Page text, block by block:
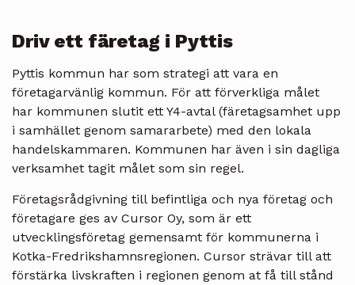
Driv ett färetag i Pyttis
Pyttis kommun har som strategi att vara en
företagarvänlig kommun. För att förverkliga målet
har kommunen slutit ett Y4-avtal (färetagsamhet upp
i samhället genom samararbete) med den lokala
handelskammaren. Kommunen har även i sin dagliga
verksamhet tagit målet som sin regel.
Företagsrådgivning till befintliga och nya företag och
företagare ges av Cursor Oy, som är ett
utvecklingsföretag gemensamt för kommunerna i
Kotka-Fredrikshamnsregionen. Cursor strävar till att
förstärka livskraften i regionen genom at få till stånd